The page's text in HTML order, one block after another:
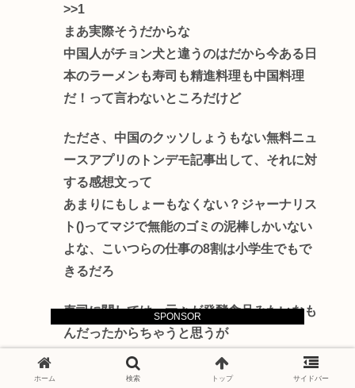
SPONSOR
>>1
まあ実際そうだからな
中国人がチョン犬と違うのはだから今ある日
本のラーメンも寿司も精進料理も中国料理
だ！って言わないところだけど
たださ、中国のクッソしょうもない無料ニュ
ースアプリのトンデモ記事出して、それに対
する感想文って
あまりにもしょーもなくない？ジャーナリス
ト()ってマジで無能のゴミの泥棒しかいない
よな、こいつらの仕事の8割は小学生でもで
きるだろ
寿司に関しては、元々が発酵食品みたいなも
んだったからちゃうと思うが
ラーメンや精進料理は間違いなく中華由来
ホーム 検索 トップ サイドバー